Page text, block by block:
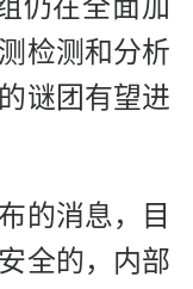
仍在全面加
检测和分析
谜团有望进
的消息，目
全的，内部